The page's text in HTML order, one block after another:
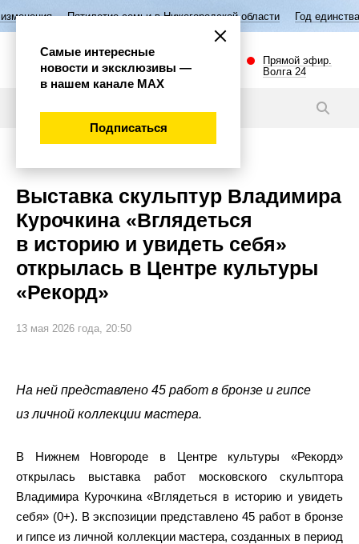
семьи в Нижегородской области Год единства народов
Прямой эфир.
Волга 24
Выставка скульптур Владимира
Курочкина «Вглядеться
в историю и увидеть себя»
открылась в Центре культуры
«Рекорд»
13 мая 2026 года, 20:50
На ней представлено 45 работ в бронзе и гипсе
из личной коллекции мастера.
В Нижнем Новгороде в Центре культуры «Рекорд»
открылась выставка работ московского скульптора
Владимира Курочкина «Вглядеться в историю и увидеть
себя» (0+). В экспозиции представлено 45 работ в бронзе
и гипсе из личной коллекции мастера, созданных в период
Самые интересные
новости и эксклюзивы —
в нашем канале МАХ
Подписаться